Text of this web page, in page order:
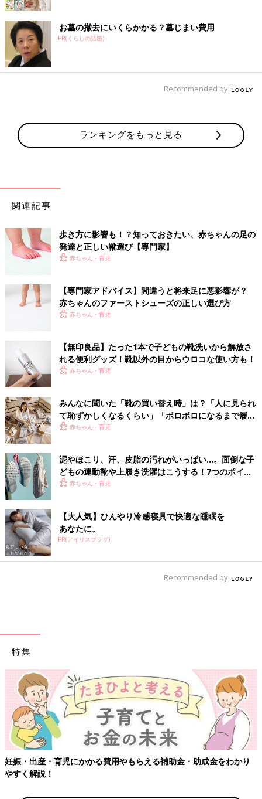
お墓の撤去にいくらかかる？墓じまい費用
PR(くらしの話題)
Recommended by
ランキングをもっと見る
関連記事
歩き方に影響も！？知っておきたい、赤ちゃんの足の
発達と正しい靴選び【専門家】
赤ちゃん・育児
【専門家アドバイス】間違うと将来足に悪影響が？
赤ちゃんのファーストシューズの正しい選び方
赤ちゃん・育児
【無印良品】たった1本で子どもの靴洗いから解放さ
れる便利グッズ！靴以外の目からウロコな使い方も！
赤ちゃん・育児
みんなに聞いた「靴の買い替え時」は？「人に見られ
て恥ずかしくなるくらい」「ボロボロになるまで履き
つぶす」もあり!? お気に入りの靴を長くもたせる時短
赤ちゃん・育児
泥やほこり、汗、皮脂の汚れがいっぱい…。面倒な子
どもの運動靴や上履き洗濯はこうする！7つのポイン
ト 赤ちゃん・育児
【大人気】ひんやり冷感寝具で快適な睡眠を
あなたに。
PR(アイリスプラザ)
Recommended by
特集
・助成金をわかり 【ワクチン接種できるものも】妊婦の感染症